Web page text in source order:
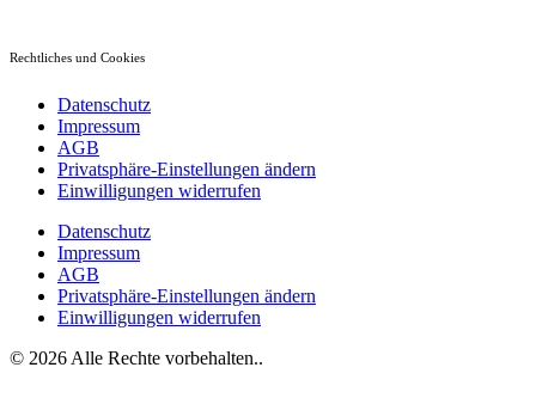
Rechtliches und Cookies
Datenschutz
Impressum
AGB
Privatsphäre-Einstellungen ändern
Einwilligungen widerrufen
Datenschutz
Impressum
AGB
Privatsphäre-Einstellungen ändern
Einwilligungen widerrufen
© 2026 Alle Rechte vorbehalten..